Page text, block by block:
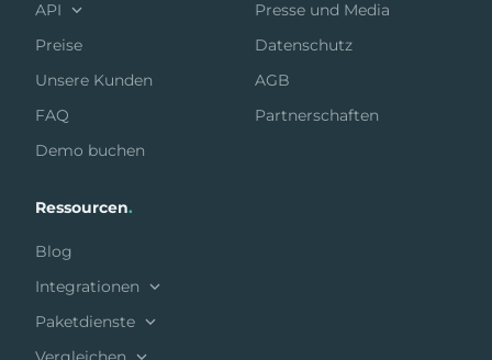
API
Preise
Unsere Kunden
FAQ
Demo buchen
Presse und Media
Datenschutz
AGB
Partnerschaften
Ressourcen.
Blog
Integrationen
Paketdienste